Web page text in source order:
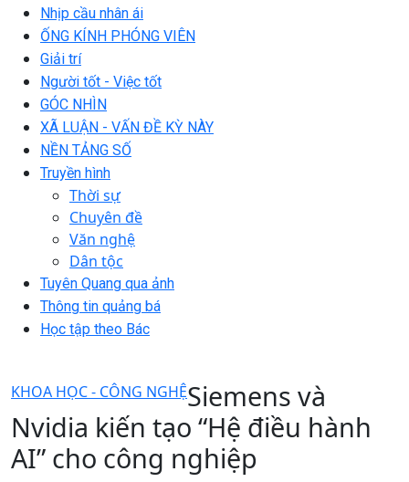
Nhịp cầu nhân ái
ỐNG KÍNH PHÓNG VIÊN
Giải trí
Người tốt - Việc tốt
GÓC NHÌN
XÃ LUẬN - VẤN ĐỀ KỲ NÀY
NỀN TẢNG SỐ
Truyền hình
Thời sự
Chuyên đề
Văn nghệ
Dân tộc
Tuyên Quang qua ảnh
Thông tin quảng bá
Học tập theo Bác
KHOA HỌC - CÔNG NGHỆSiemens và
Nvidia kiến tạo “Hệ điều hành
AI” cho công nghiệp